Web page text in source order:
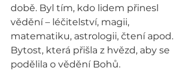
době. Byl tím, kdo lidem přinesl
vědění – léčitelství, magii,
matematiku, astrologii, čtení apod.
Bytost, která přišla z hvězd, aby se
podělila o vědění Bohů.